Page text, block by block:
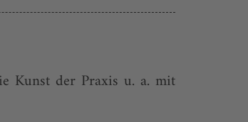
Kunst der Praxis u. a. mit